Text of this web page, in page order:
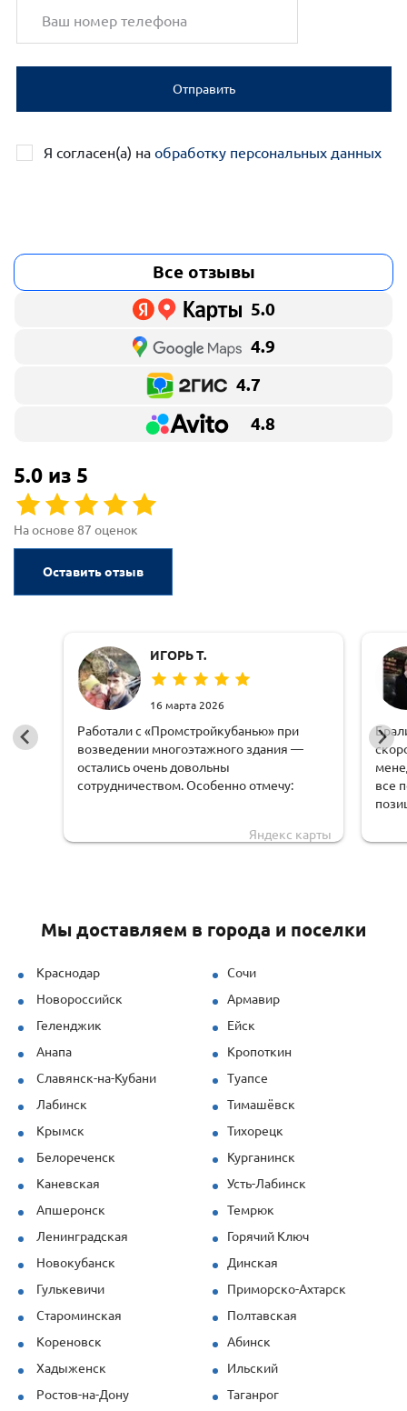
Отправить
Я согласен(а) на обработку персональных данных
Все отзывы
5.0
4.9
4.7
4.8
5.0 из 5
На основе 87 оценок
Оставить отзыв
ИГОРЬ Т.
16 марта 2026
Работали с «Промстройкубанью» при
возведении многоэтажного здания —
остались очень довольны
сотрудничеством. Особенно отмечу:
специалисты быстро рассчитывали
Продукция (опалубка перекрытий и
стеновая) показала себя отлично даже
Яндекс карты
все
Мы доставляем в города и поселки
Краснодар
Сочи
Новороссийск
Армавир
Геленджик
Ейск
Анапа
Кропоткин
Славянск-на-Кубани
Туапсе
Лабинск
Тимашёвск
Крымск
Тихорецк
Белореченск
Курганинск
Каневская
Усть-Лабинск
Апшеронск
Темрюк
Ленинградская
Горячий Ключ
Новокубанск
Динская
Гулькевичи
Приморско-Ахтарск
Староминская
Полтавская
Кореновск
Абинск
Хадыженск
Ильский
Ростов-на-Дону
Таганрог